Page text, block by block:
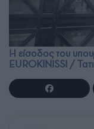
Η είσοδος του
EUROKINISSI /